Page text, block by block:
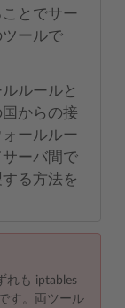
とでサー
ールで
ルールと
からの接
ールルー
ーバ間で
る方法を
れも iptables
す。両ツール